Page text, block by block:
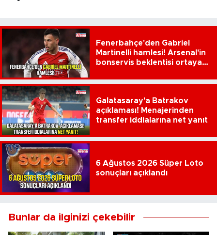
Fenerbahçe'den Gabriel
Martinelli hamlesi! Arsenal'in
bonservis beklentisi ortaya
Galatasaray'a Batrakov
açıklaması! Menajerinden
transfer iddialarına net yanıt
6 Ağustos 2026 Süper Loto
sonuçları açıklandı
Bunlar da ilginizi çekebilir